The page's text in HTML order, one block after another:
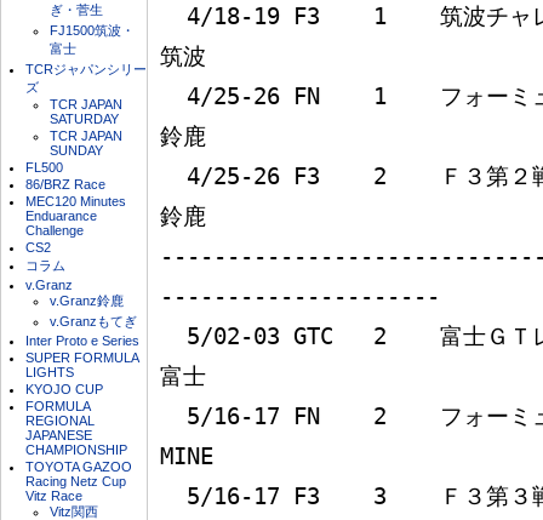
ぎ・菅生
FJ1500筑波・
富士
TCRジャパンシリー
ズ
TCR JAPAN
SATURDAY
TCR JAPAN
SUNDAY
FL500
86/BRZ Race
MEC120 Minutes
Enduarance
Challenge
CS2
コラム
v.Granz
v.Granz鈴鹿
v.Granzもてぎ
Inter Proto e Series
SUPER FORMULA
LIGHTS
KYOJO CUP
FORMULA
REGIONAL
JAPANESE
CHAMPIONSHIP
TOYOTA GAZOO
Racing Netz Cup
Vitz Race
Vitz関西
筑波
鈴鹿
鈴鹿
---------------------
富士
MINE